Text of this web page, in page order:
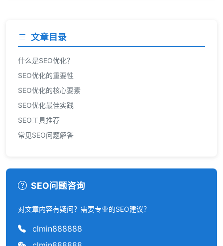
文章目录
什么是SEO优化？
SEO优化的重要性
SEO优化的核心要素
SEO优化最佳实践
SEO工具推荐
常见SEO问题解答
SEO问题咨询
对文章内容有疑问？需要专业的SEO建议？
clmin888888